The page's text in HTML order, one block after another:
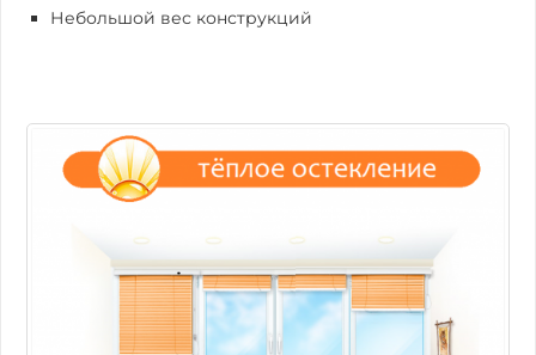
Небольшой вес конструкций